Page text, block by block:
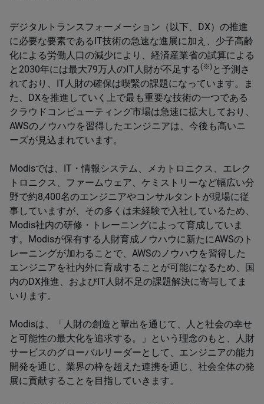
デジタルトランスフォーメーション（以下、DX）の推進
に必要な要素であるIT技術の急速な進展に加え、少子高齢
化による労働人口の減少により、経済産業省の試算による
と2030年には最大79万人のIT人財が不足する(※) と予測さ
れており、IT人財の確保は喫緊の課題になっています。ま
た、DXを推進していく上で最も重要な技術の一つである
クラウドコンピューティング市場は急速に拡大しており、
AWSのノウハウを習得したエンジニアは、今後も高いニ
ーズが見込まれています。
Modisでは、IT・情報システム、メカトロニクス、エレク
トロニクス、ファームウェア、ケミストリーなど幅広い分
野で約8,400名のエンジニアやコンサルタントが現場に従
事していますが、その多くは未経験で入社しているため、
Modis社内の研修・トレーニングによって育成していま
す。Modisが保有する人財育成ノウハウに新たにAWSのト
レーニングが加わることで、AWSのノウハウを習得した
エンジニアを社内外に育成することが可能になるため、国
内のDX推進、およびIT人財不足の課題解決に寄与してま
いります。
Modisは、「人財の創造と輩出を通じて、人と社会の幸せ
と可能性の最大化を追求する。」という理念のもと、人財
サービスのグローバルリーダーとして、エンジニアの能力
開発を通じ、業界の枠を超えた連携を通じ、社会全体の発
展に貢献することを目指していきます。